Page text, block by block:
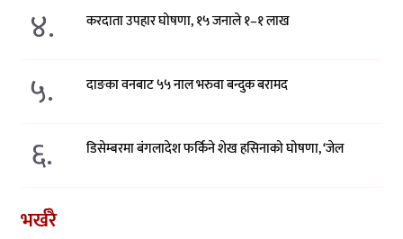
४. करदाता उपहार घोषणा, १५ जनाले १–१ लाख
५. दाङका वनबाट ५५ नाल भरुवा बन्दुक बरामद
६. डिसेम्बरमा बंगलादेश फर्किने शेख हसिनाको घोषणा, ‘जेल
भर्खरै